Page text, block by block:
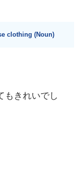
clothing (Noun)
もきれいでし